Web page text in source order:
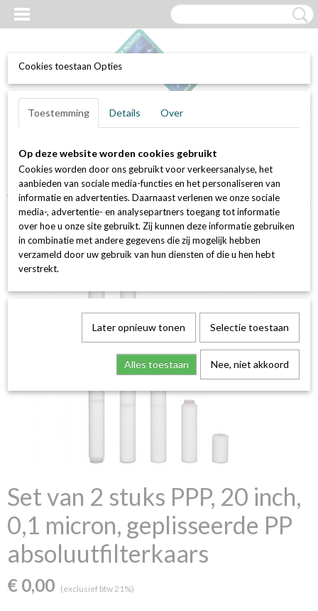
Inloggen Registreren
Home > Waterfilters Filterkaarsen / patronen
Membraan /
absoluut filterkaarsen>
Set van 2 stuks PPP, 20 inch, 0,1 micron,
geplisseerde PP absoluutfilterkaars
Set van 2 stuks PPP, 20 inch,
0,1 micron, geplisseerde PP
absoluutfilterkaars
€ 0,00 (exclusief btw 21%)
Cookies toestaan Opties
Toestemming Details Over
Op deze website worden cookies gebruikt
Cookies worden door ons gebruikt voor verkeersanalyse, het
aanbieden van sociale media-functies en het personaliseren van
informatie en advertenties. Daarnaast verlenen we onze sociale
media-, advertentie- en analysepartners toegang tot informatie
over hoe u onze site gebruikt. Zij kunnen deze informatie gebruiken
in combinatie met andere gegevens die zij mogelijk hebben
verzameld door uw gebruik van hun diensten of die u hen hebt
verstrekt.
Later opnieuw tonen Selectie toestaan
Alles toestaan Nee, niet akkoord